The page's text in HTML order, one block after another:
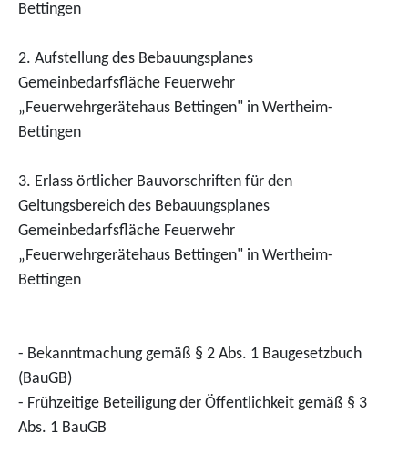
Bettingen
2. Aufstellung des Bebauungsplanes
Gemeinbedarfsfläche Feuerwehr
„Feuerwehrgerätehaus Bettingen" in Wertheim-
Bettingen
3. Erlass örtlicher Bauvorschriften für den
Geltungsbereich des Bebauungsplanes
Gemeinbedarfsfläche Feuerwehr
„Feuerwehrgerätehaus Bettingen" in Wertheim-
Bettingen
- Bekanntmachung gemäß § 2 Abs. 1 Baugesetzbuch
(BauGB)
- Frühzeitige Beteiligung der Öffentlichkeit gemäß § 3
Abs. 1 BauGB